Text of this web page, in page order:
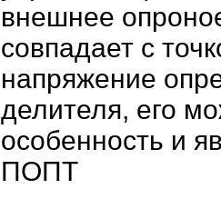
внешнее
совпадает с
напряжение
делителя, его
особенность и
ПОПТ